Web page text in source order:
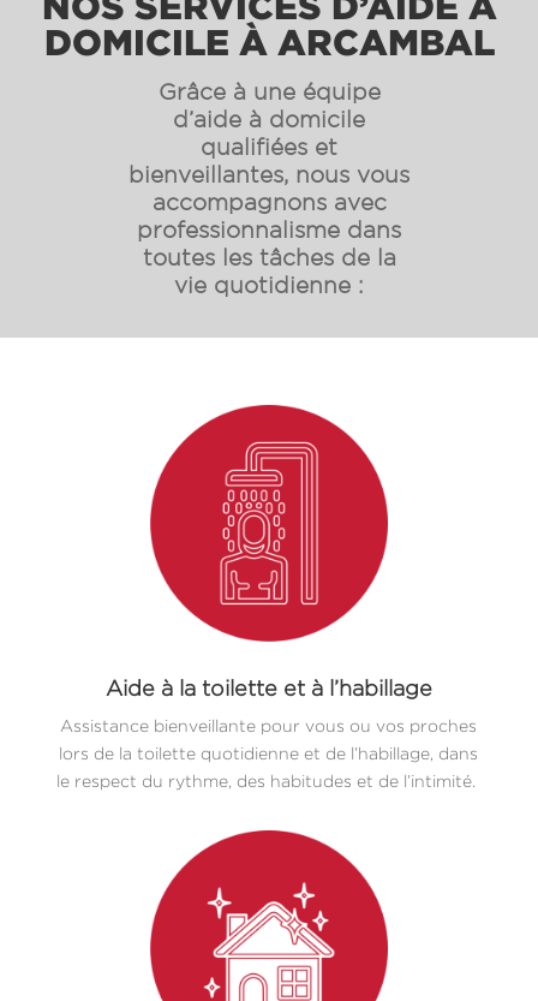
DOMICILE À ARCAMBAL
Grâce à une équipe
d’aide à domicile
qualifiées et
bienveillantes, nous vous
accompagnons avec
professionnalisme dans
toutes les tâches de la
vie quotidienne :
Aide à la toilette et à l’habillage
Assistance bienveillante pour vous ou vos proches
lors de la toilette quotidienne et de l’habillage, dans
le respect du rythme, des habitudes et de l’intimité.